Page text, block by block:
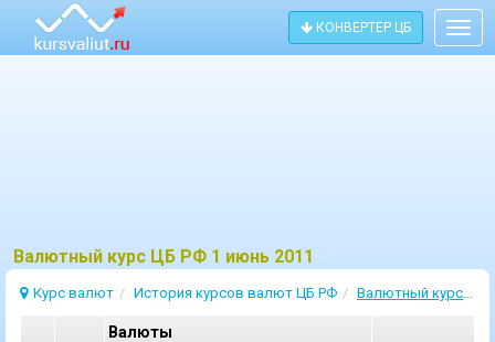
КОНВЕРТЕР ЦБ
Bалютный курс ЦБ РФ 1 июнь 2011
Курс валют История курсов валют ЦБ РФ Валютный курс 1 Июнь 2011
Валюты